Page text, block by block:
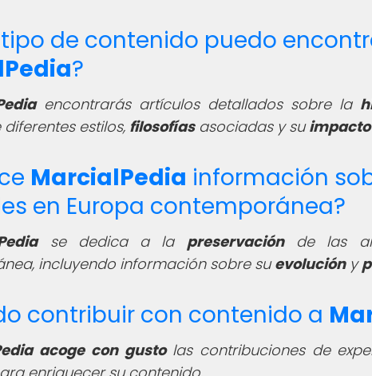
tipo de contenido puedo
?
encontrarás artículos detallados sobre la
estilos, filosofíasasociadas y suimpacto
MarcialPedia información
en Europa contemporánea?
se dedica a la preservaciónde las
incluyendo información sobre suevolucióny
contribuir con contenido a
acoge con gustolas contribuciones de